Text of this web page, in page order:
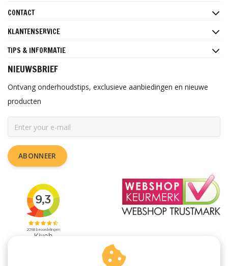
CONTACT
KLANTENSERVICE
TIPS & INFORMATIE
NIEUWSBRIEF
Ontvang onderhoudstips, exclusieve aanbiedingen en nieuwe
producten
ABONNEER